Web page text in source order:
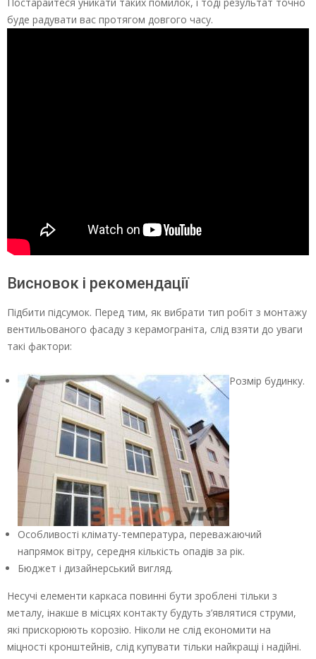
буде радувати вас протягом довгого часу.
Висновок і рекомендації
Підбити підсумок. Перед тим, як вибрати тип робіт з монтажу
вентильованого фасаду з керамограніта, слід взяти до уваги
такі фактори:
Розмір будинку.
Особливості клімату-температура, переважаючий
напрямок вітру, середня кількість опадів за рік.
Бюджет і дизайнерський вигляд.
Несучі елементи каркаса повинні бути зроблені тільки з
металу, інакше в місцях контакту будуть з’являтися струми,
які прискорюють корозію. Ніколи не слід економити на
міцності кронштейнів, слід купувати тільки найкращі і надійні.